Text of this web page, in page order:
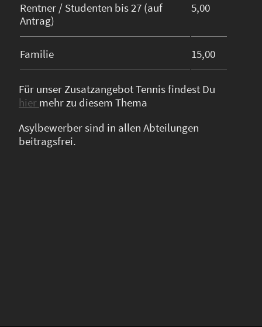
Rentner / Studenten bis 27 (auf
Antrag)
5,00
Familie 15,00
Für unser Zusatzangebot Tennis findest Du
hier mehr zu diesem Thema
Asylbewerber sind in allen Abteilungen
beitragsfrei.